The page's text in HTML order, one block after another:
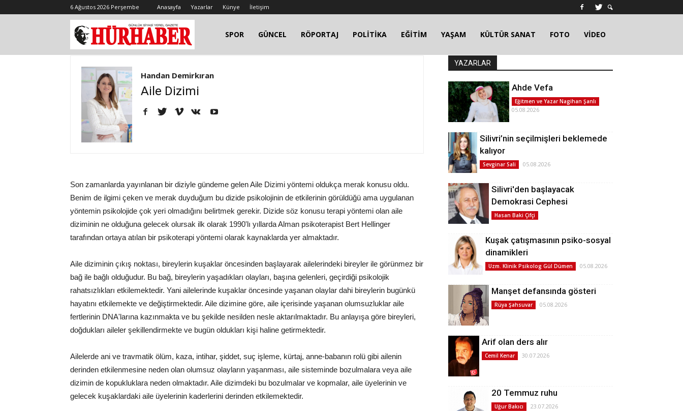
6 Ağustos 2026 Perşembe Anasayfa Yazarlar Künye İletişim
SPOR GÜNCEL RÖPORTAJ POLİTİKA EĞİTİM YAŞAM KÜLTÜR SANAT FOTO VİDEO
Handan Demirkıran
Aile Dizimi
Son zamanlarda yayınlanan bir diziyle gündeme gelen Aile Dizimi yöntemi oldukça merak konusu oldu.
Benim de ilgimi çeken ve merak duyduğum bu dizide psikolojinin de etkilerinin görüldüğü ama uygulanan
yöntemin psikolojide çok yeri olmadığını belirtmek gerekir. Dizide söz konusu terapi yöntemi olan aile
diziminin ne olduğuna gelecek olursak ilk olarak 1990'lı yıllarda Alman psikoterapist Bert Hellinger
tarafından ortaya atılan bir psikoterapi yöntemi olarak kaynaklarda yer almaktadır.
Aile diziminin çıkış noktası, bireylerin kuşaklar öncesinden başlayarak ailelerindeki bireyler ile görünmez bir
bağ ile bağlı olduğudur. Bu bağ, bireylerin yaşadıkları olayları, başına gelenleri, geçirdiği psikolojik
rahatsızlıkları etkilemektedir. Yani ailelerinde kuşaklar öncesinde yaşanan olaylar dahi bireylerin bugünkü
hayatını etkilemekte ve değiştirmektedir. Aile dizimine göre, aile içerisinde yaşanan olumsuzluklar aile
fertlerinin DNA'larına kazınmakta ve bu şekilde nesilden nesle aktarılmaktadır. Bu anlayışa göre bireyleri,
doğdukları aileler şekillendirmekte ve bugün oldukları kişi haline getirmektedir.
Ailelerde ani ve travmatik ölüm, kaza, intihar, şiddet, suç işleme, kürtaj, anne-babanın rolü gibi ailenin
derinden etkilenmesine neden olan olumsuz olayların yaşanması, aile sisteminde bozulmalara veya aile
dizimin de kopukluklara neden olmaktadır. Aile dizimdeki bu bozulmalar ve kopmalar, aile üyelerinin ve
gelecek kuşaklardaki aile üyelerinin kaderlerini derinden etkilemektedir.
YAZARLAR
Ahde Vefa
Eğitmen ve Yazar Nagihan Şanlı
05.08.2026
Silivri’nin seçilmişleri beklemede
kalıyor
Sevginar Sali 05.08.2026
Silivri'den başlayacak
Demokrasi Cephesi
Hasan Baki Çifçi
Kuşak çatışmasının psiko-sosyal
dinamikleri
Uzm. Klinik Psikolog Gül Dümen 05.08.2026
Manşet defansında gösteri
Rüya Şahsuvar 05.08.2026
Arif olan ders alır
Cemil Kenar 30.07.2026
20 Temmuz ruhu
Uğur Bakıcı 23.07.2026